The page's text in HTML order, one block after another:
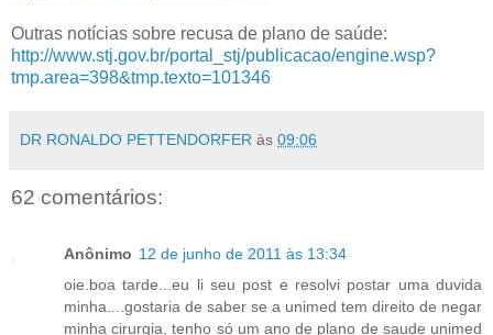
Outras notícias sobre recusa de plano de saúde:
http://www.stj.gov.br/portal_stj/publicacao/engine.wsp?
tmp.area=398&tmp.texto=101346
DR RONALDO PETTENDORFER às 09:06
62 comentários:
Anônimo 12 de junho de 2011 às 13:34
oie.boa tarde...eu li seu post e resolvi postar uma duvida
minha....gostaria de saber se a unimed tem direito de negar
minha cirurgia, tenho só um ano de plano de saude unimed